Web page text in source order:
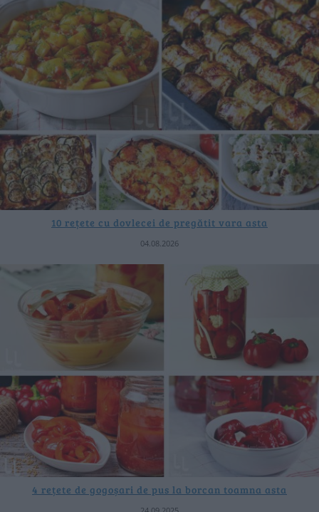
10 rețete cu dovlecei de pregătit vara asta
04.08.2026
4 rețete de gogoșari de pus la borcan toamna asta